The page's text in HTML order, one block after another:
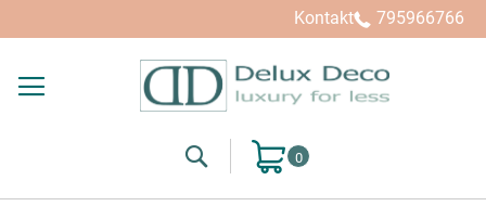
Kontakt 795966766
SearchMój koszyk